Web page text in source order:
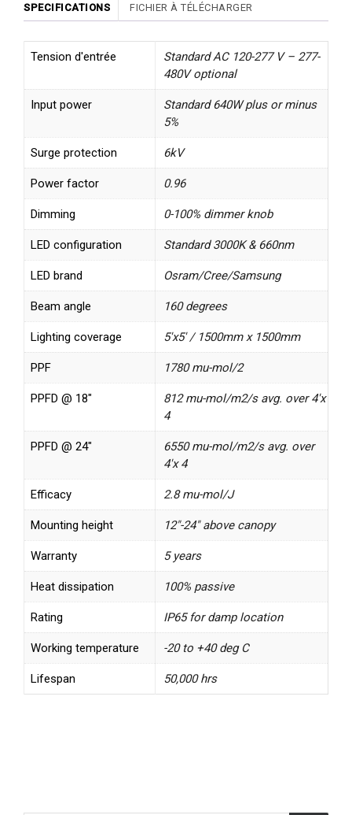
SPECIFICATIONS FICHIER À TÉLÉCHARGER
Tension d'entrée
Standard AC 120-277 V – 277-
480V optional
Input power
Standard 640W plus or minus
5%
Surge protection 6kV
Power factor 0.96
Dimming 0-100% dimmer knob
LED configuration Standard 3000K & 660nm
LED brand Osram/Cree/Samsung
Beam angle 160 degrees
Lighting coverage 5'x5' / 1500mm x 1500mm
PPF 1780 mu-mol/2
PPFD @ 18"
812 mu-mol/m2/s avg. over 4'x
4
PPFD @ 24"
6550 mu-mol/m2/s avg. over
4'x 4
Efficacy 2.8 mu-mol/J
Mounting height 12"-24" above canopy
Warranty 5 years
Heat dissipation 100% passive
Rating IP65 for damp location
Working temperature -20 to +40 deg C
Lifespan 50,000 hrs